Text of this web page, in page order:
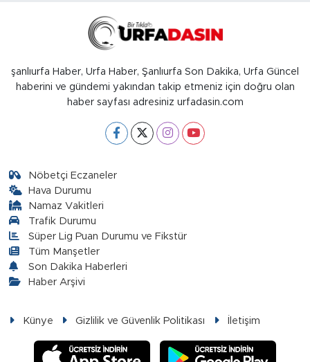
şanlıurfa Haber, Urfa Haber, Şanlıurfa Son Dakika, Urfa Güncel
haberini ve gündemi yakından takip etmeniz için doğru olan
haber sayfası adresiniz urfadasin.com
Nöbetçi Eczaneler
Hava Durumu
Namaz Vakitleri
Trafik Durumu
Süper Lig Puan Durumu ve Fikstür
Tüm Manşetler
Son Dakika Haberleri
Haber Arşivi
Künye Gizlilik ve Güvenlik Politikası İletişim